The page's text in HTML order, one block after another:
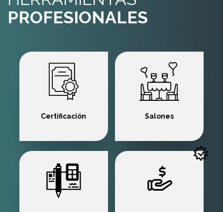
Certificación Salones
Honorarios Mínimos
Éticos
Ingresos Personales